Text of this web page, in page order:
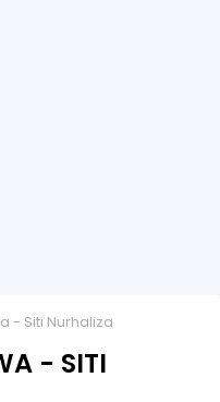
- Siti Nurhaliza
- SITI